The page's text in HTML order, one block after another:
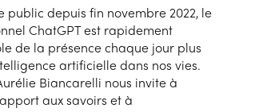
public depuis fin novembre 2022, le
ChatGPT est rapidement
de la présence chaque jour plus
artificielle dans nos vies.
Biancarelli nous invite à
aux savoirs et à